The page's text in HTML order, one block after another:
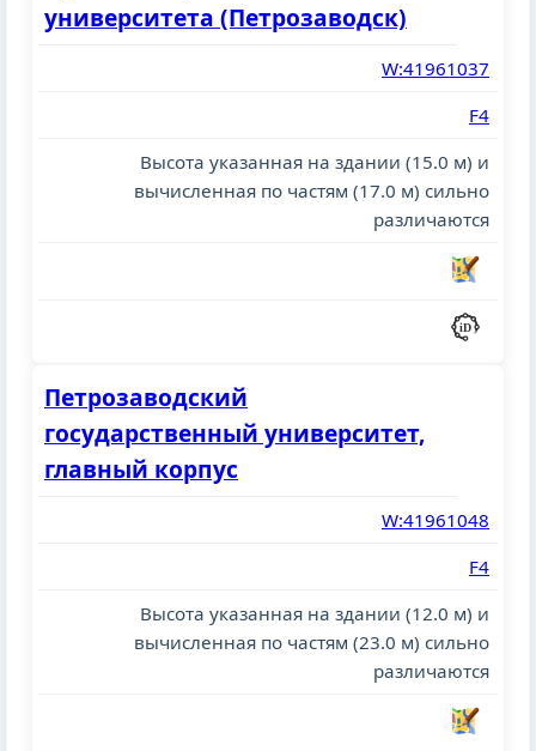
университета (Петрозаводск)
W:41961037
F4
Высота указанная на здании (15.0 м) и
вычисленная по частям (17.0 м) сильно
различаются
Петрозаводский
государственный университет,
главный корпус
W:41961048
F4
Высота указанная на здании (12.0 м) и
вычисленная по частям (23.0 м) сильно
различаются